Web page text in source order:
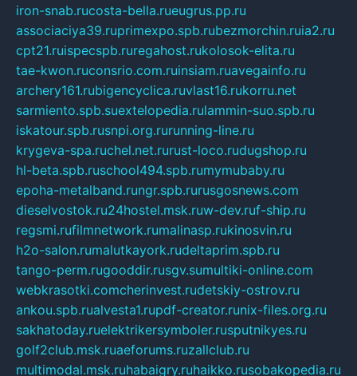
iron-snab.rucosta-bella.rueugrus.pp.ru
associaciya39.ruprimexpo.spb.rubezmorchin.ruia2.ru
cpt21.ruispecspb.ruregahost.rukolosok-elita.ru
tae-kwon.ruconsrio.com.ruinsiam.ruavegainfo.ru
archery161.rubigencyclica.ruvlast16.rukorru.net
sarmiento.spb.suextelopedia.rulammin-suo.spb.ru
iskatour.spb.rusnpi.org.rurunning-line.ru
krygeva-spa.ruchel.net.rurust-loco.rudugshop.ru
hl-beta.spb.ruschool494.spb.rumymubaby.ru
epoha-metalband.rungr.spb.rurusgosnews.com
dieselvostok.ru24hostel.msk.ruw-dev.ruf-ship.ru
regsmi.rufilmnetwork.rumalinasp.rukinosvin.ru
h2o-salon.rumalutkayork.rudeltaprim.spb.ru
tango-perm.rugooddir.rusgv.sumultiki-online.com
webkrasotki.comcherinvest.rudetskiy-ostrov.ru
ankou.spb.rualvesta1.rupdf-creator.runix-files.org.ru
sakhatoday.ruelektrikersymboler.rusputnikyes.ru
golf2club.msk.ruaeforums.ruzallclub.ru
multimodal.msk.ruhabaigry.ruhaikko.rusobakopedia.ru